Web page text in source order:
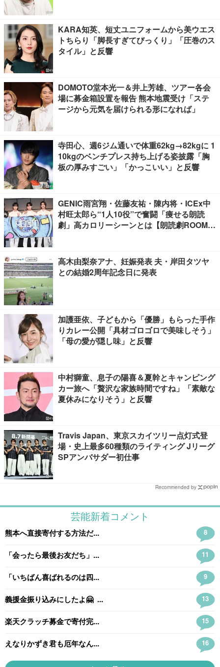
KARA知英、短丈ユニフォームから美ウエス
トちらり「脚長すぎてびっくり」「圧巻のス
タイル」と反響
DOMOTO堂本光一＆井上芳雄、ツアー各会
場に募金箱設置を報告 熊本地震受け「ステ
ージから元気を届けられる形になれば」
寺田心、週6ジム通いで体重62kg→82kgに 1
10kgのベンチプレス持ち上げる姿披露「胸
板の厚みすごい」「かっこいい」と反響
GENIC雨宮翔・佐藤友祐・陳内将・ICEx中
村旺太郎ら“1人10役”で奮闘「痩せる朗読
劇」高カロリーシーンとは【朗読劇ROOM2
高木由梨奈アナ、妊娠発表 夫・岸田タツヤ
との結婚2周年記念日に発表
加護亜依、子どもから「優勝」もらった手作
りカレー公開「具材ゴロゴロで美味しそう」
「母の愛が隠し味」と反響
中村獅童、息子の陽喜＆夏幹とキャンピング
カー旅へ「贅沢な家族時間ですね」「素敵な
夏休みになりそう」と反響
Travis Japan、東京スカイツリー点灯式登
場・史上最多60種類のライティング Jリーグ
SPアンバサダー初仕事
Recommended by